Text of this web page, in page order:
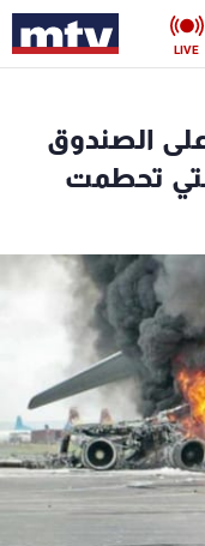
LIVE
على الصندوق
تحطمت